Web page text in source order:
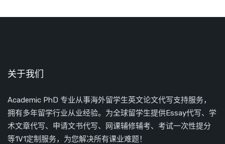
关于我们
Academic PhD 专业从事海外留学生英文论文代写支持服务，
拥有多年留学行业从业经验。为全球留学生提供Essay代写、学
术文章代写、申请文书代写、网课辅修辅考、考试一次性提分
等1V1定制服务，为您解决所有课业难题！